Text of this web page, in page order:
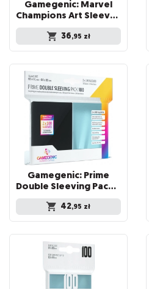
Gamegenic: Marvel
Champions Art Sleeves (66 mm x 91 mm) Orange 50+1 szt.
36,95 zł
Gamegenic: Prime
Double Sleeving Pack (66x91 mm/64x89 mm) 2x100 sztuk
42,95 zł